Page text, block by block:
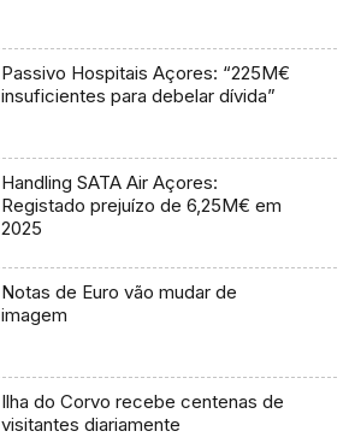
Passivo Hospitais Açores: “225M€
insuficientes para debelar dívida”
Handling SATA Air Açores:
Registado prejuízo de 6,25M€ em
2025
Notas de Euro vão mudar de
imagem
Ilha do Corvo recebe centenas de
visitantes diariamente